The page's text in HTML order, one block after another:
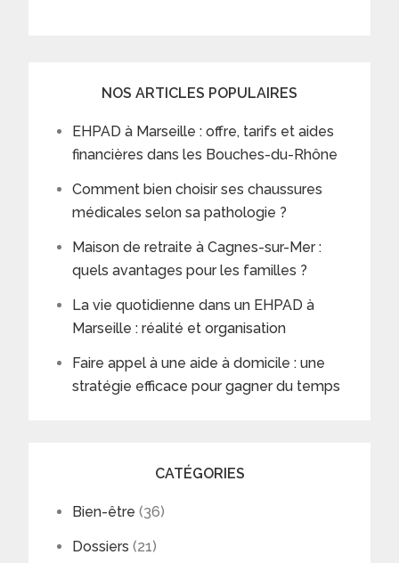
NOS ARTICLES POPULAIRES
EHPAD à Marseille : offre, tarifs et aides
financières dans les Bouches-du-Rhône
Comment bien choisir ses chaussures
médicales selon sa pathologie ?
Maison de retraite à Cagnes-sur-Mer :
quels avantages pour les familles ?
La vie quotidienne dans un EHPAD à
Marseille : réalité et organisation
Faire appel à une aide à domicile : une
stratégie efficace pour gagner du temps
CATÉGORIES
Bien-être (36)
Dossiers (21)